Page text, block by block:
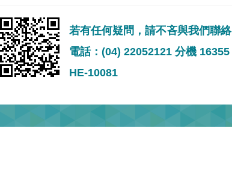
若有任何疑問，請不吝與我們聯絡
電話：(04) 22052121 分機 16355
HE-10081